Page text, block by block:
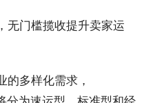
无门槛揽收提升卖家运
多样化需求，